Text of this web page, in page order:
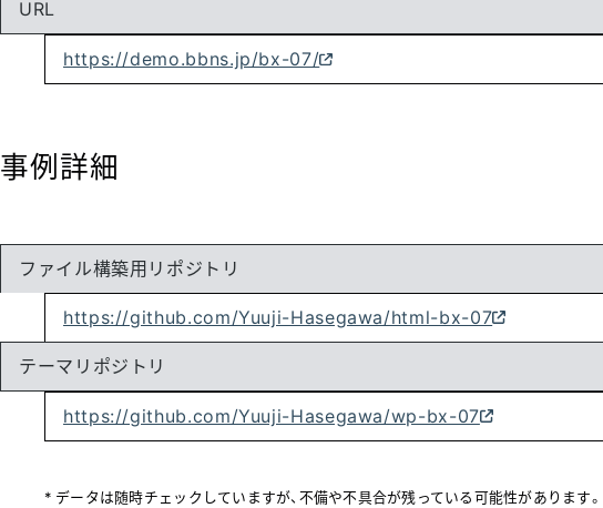
URL
https://demo.bbns.jp/bx-07/
事例詳細
ファイル構築用リポジトリ
https://github.com/Yuuji-Hasegawa/html-bx-07
テーマリポジトリ
https://github.com/Yuuji-Hasegawa/wp-bx-07
データは随時チェックしていますが、不備や不具合が残っている可能性があります